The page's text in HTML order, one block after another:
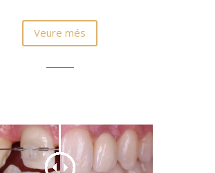
Veure més